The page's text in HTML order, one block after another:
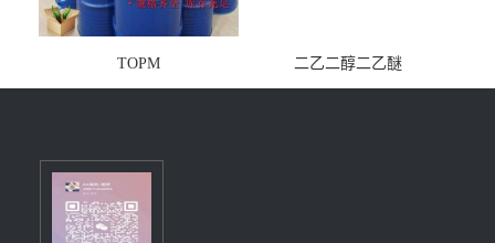
TOPM 二乙二醇二乙醚